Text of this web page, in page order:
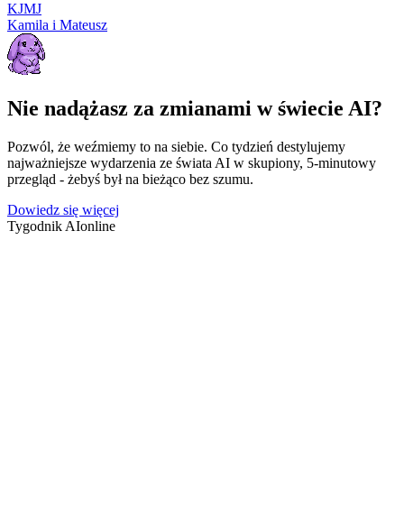
KJMJ
Kamila i Mateusz
Nie nadążasz za zmianami w świecie AI?
Pozwól, że weźmiemy to na siebie. Co tydzień destylujemy
najważniejsze wydarzenia ze świata AI w skupiony, 5-minutowy
przegląd - żebyś był na bieżąco bez szumu.
Dowiedz się więcej
Tygodnik AIonline